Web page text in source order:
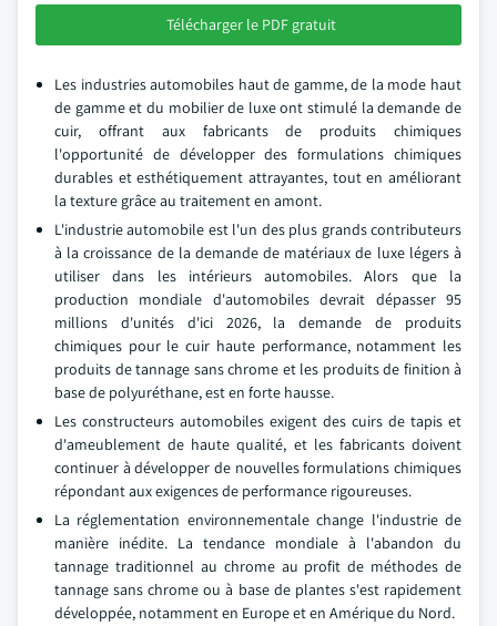
Télécharger le PDF gratuit
Les industries automobiles haut de gamme, de la mode haut
de gamme et du mobilier de luxe ont stimulé la demande de
cuir, offrant aux fabricants de produits chimiques
l'opportunité de développer des formulations chimiques
durables et esthétiquement attrayantes, tout en améliorant
la texture grâce au traitement en amont.
L'industrie automobile est l'un des plus grands contributeurs
à la croissance de la demande de matériaux de luxe légers à
utiliser dans les intérieurs automobiles. Alors que la
production mondiale d'automobiles devrait dépasser 95
millions d'unités d'ici 2026, la demande de produits
chimiques pour le cuir haute performance, notamment les
produits de tannage sans chrome et les produits de finition à
base de polyuréthane, est en forte hausse.
Les constructeurs automobiles exigent des cuirs de tapis et
d'ameublement de haute qualité, et les fabricants doivent
continuer à développer de nouvelles formulations chimiques
répondant aux exigences de performance rigoureuses.
La réglementation environnementale change l'industrie de
manière inédite. La tendance mondiale à l'abandon du
tannage traditionnel au chrome au profit de méthodes de
tannage sans chrome ou à base de plantes s'est rapidement
développée, notamment en Europe et en Amérique du Nord.